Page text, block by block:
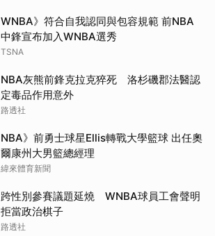
WNBA》符合自我認同與包容規範 前NBA
中鋒宣布加入WNBA選秀
TSNA
NBA灰熊前鋒克拉克猝死 洛杉磯郡法醫認
定毒品作用意外
路透社
NBA》前勇士球星Ellis轉戰大學籃球 出任奧
爾康州大男籃總經理
緯來體育新聞
跨性別參賽議題延燒 WNBA球員工會聲明
拒當政治棋子
路透社